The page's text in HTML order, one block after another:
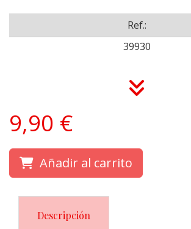
Ref.:
39930
9,90 €
Añadir al carrito
Descripción